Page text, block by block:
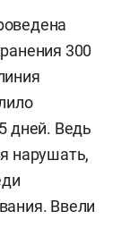
300
дней. Ведь
нарушать,
Ввели